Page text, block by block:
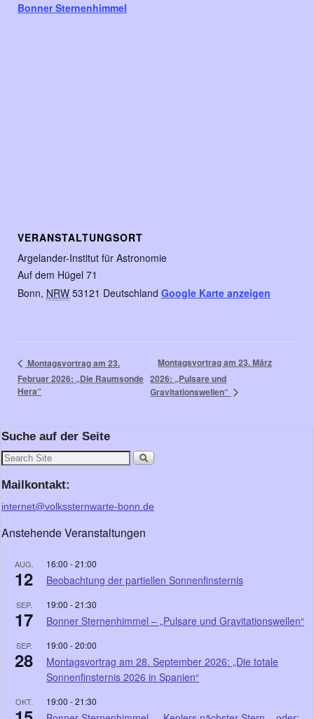
Bonner Sternenhimmel
VERANSTALTUNGSORT
Argelander-Institut für Astronomie
Auf dem Hügel 71
Bonn, NRW 53121 Deutschland Google Karte anzeigen
Montagsvortrag am 23.
Februar 2026: „Die Raumsonde
Hera“
Montagsvortrag am 23. März
2026: „Pulsare und
Gravitationswellen“
Suche auf der Seite
Mailkontakt:
internet@volkssternwarte-bonn.de
Anstehende Veranstaltungen
AUG.
12
16:00 -21:00
Beobachtung der partiellen Sonnenfinsternis
SEP.
17
19:00 -21:30
Bonner Sternenhimmel – „Pulsare und Gravitationswellen“
SEP.
28
19:00 -20:00
Montagsvortrag am 28. September 2026: „Die totale
Sonnenfinsternis 2026 in Spanien“
OKT. 19:00 -21:30